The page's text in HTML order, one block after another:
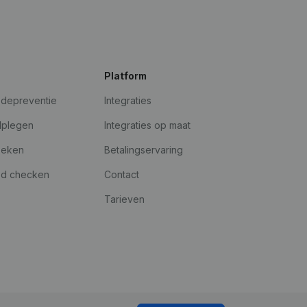
checken
Platform
Integraties
Integraties op maat
Betalingservaring
Contact
Tarieven